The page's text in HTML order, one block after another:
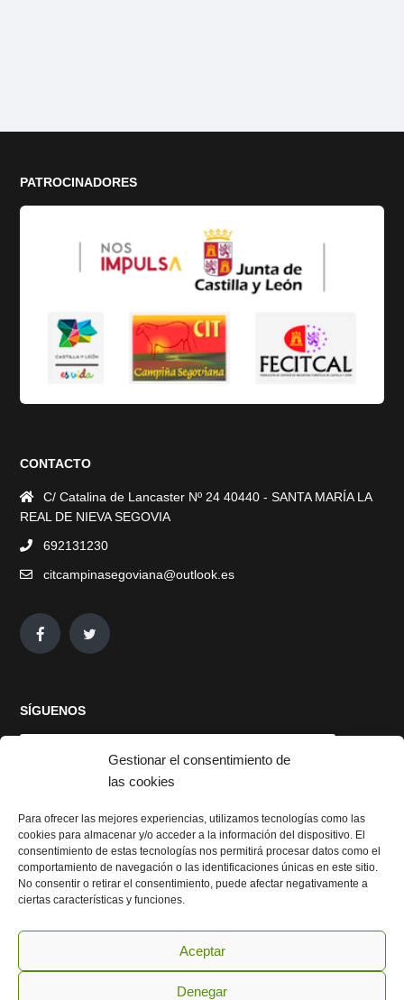
Gestionar el consentimiento de
las cookies
Para ofrecer las mejores experiencias, utilizamos tecnologías como las
cookies para almacenar y/o acceder a la información del dispositivo. El
consentimiento de estas tecnologías nos permitirá procesar datos como el
comportamiento de navegación o las identificaciones únicas en este sitio.
No consentir o retirar el consentimiento, puede afectar negativamente a
ciertas características y funciones.
Aceptar
Denegar
PATROCINADORES
CONTACTO
C/ Catalina de Lancaster Nº 24 40440 - SANTA MARÍA LA
REAL DE NIEVA SEGOVIA
692131230
citcampinasegoviana@outlook.es
SÍGUENOS
Haz clic para aceptar cookies de marketing
y permitir este contenido